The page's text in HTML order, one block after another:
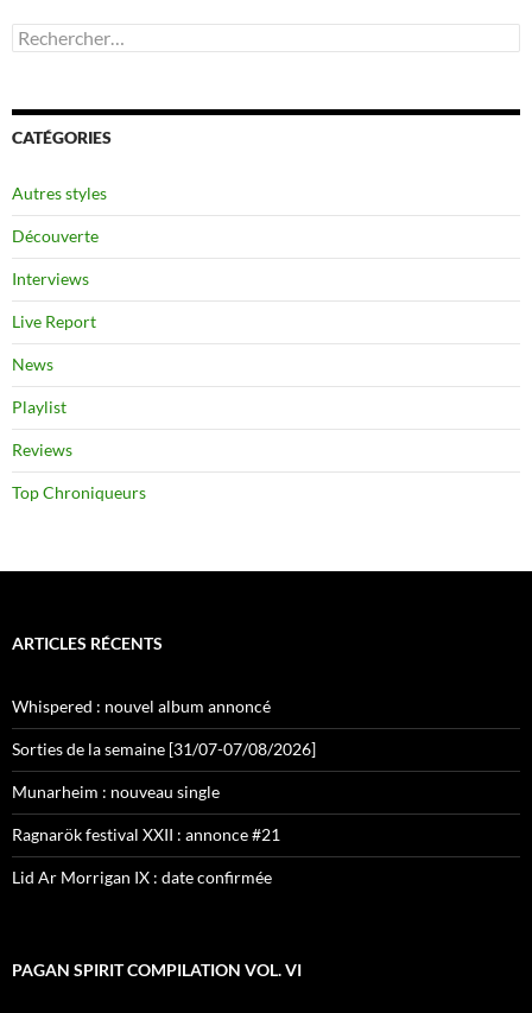
Rechercher :
CATÉGORIES
Autres styles
Découverte
Interviews
Live Report
News
Playlist
Reviews
Top Chroniqueurs
ARTICLES RÉCENTS
Whispered : nouvel album annoncé
Sorties de la semaine [31/07-07/08/2026]
Munarheim : nouveau single
Ragnarök festival XXII : annonce #21
Lid Ar Morrigan IX : date confirmée
PAGAN SPIRIT COMPILATION VOL. VI